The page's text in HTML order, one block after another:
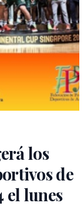
los
de
el lunes